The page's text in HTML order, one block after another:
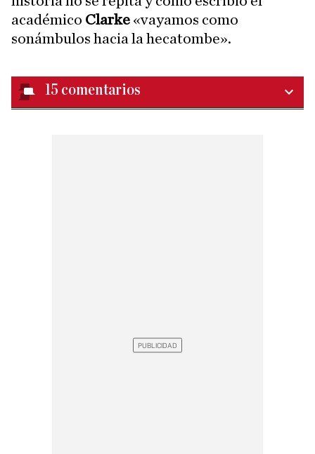
académico Clarke «vayamos como
sonámbulos hacia la hecatombe».
15 comentarios